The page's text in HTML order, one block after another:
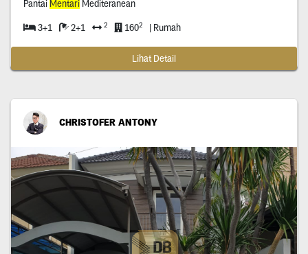
Pantai MentariMediteranean
3+1 2+1 2 1602 | Rumah
Lihat Detail
CHRISTOFER ANTONY